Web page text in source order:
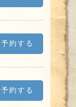
予約する
予約する